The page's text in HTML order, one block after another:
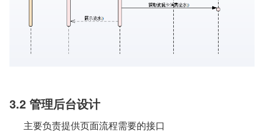
3.2 管理后台设计
主要负责提供页面流程需要的接口